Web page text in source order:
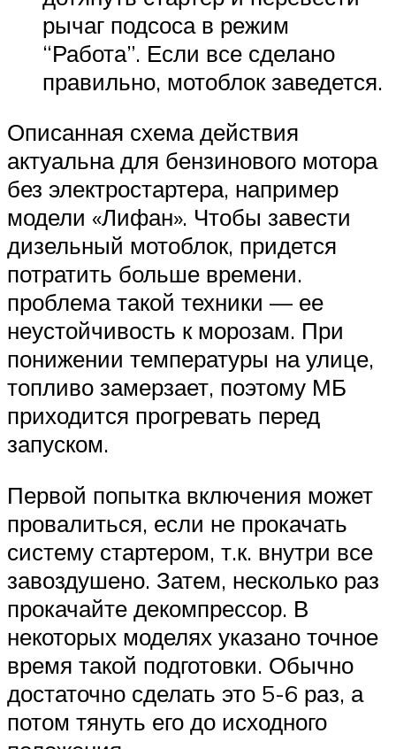
рычаг подсоса в режим
“Работа”. Если все сделано
правильно, мотоблок заведется.
Описанная схема действия
актуальна для бензинового мотора
без электростартера, например
модели «Лифан». Чтобы завести
дизельный мотоблок, придется
потратить больше времени.
проблема такой техники — ее
неустойчивость к морозам. При
понижении температуры на улице,
топливо замерзает, поэтому МБ
приходится прогревать перед
запуском.
Первой попытка включения может
провалиться, если не прокачать
систему стартером, т.к. внутри все
завоздушено. Затем, несколько раз
прокачайте декомпрессор. В
некоторых моделях указано точное
время такой подготовки. Обычно
достаточно сделать это 5-6 раз, а
потом тянуть его до исходного